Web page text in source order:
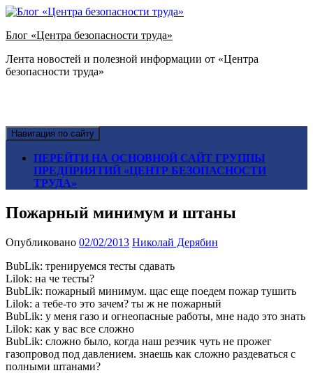
Блог «Центра безопасности труда»
Лента новостей и полезной информации от «Центра
безопасности труда»
Навигация по сайту
ПЕРЕЙТИ НА ОСНОВНОЙ САЙТ ГРУППЫ
ПРЕДПРИЯТИЙ «ЦЕНТР БЕЗОПАСНОСТИ
ТРУДА»
Пожарный минимум и штаны
Опубликовано 02/02/2013 Николай Дерябин
BubLik: тренируемся тесты сдавать
Lilok: на че тесты?
BubLik: пожарный минимум. щас еще поедем пожар тушить
Lilok: а тебе-то это зачем? ты ж не пожарный
BubLik: у меня газо и огнеопасные работы, мне надо это знать
Lilok: как у вас все сложно
BubLik: сложно было, когда наш резчик чуть не прожег
газопровод под давлением. знаешь как сложно раздеваться с
полными штанами?